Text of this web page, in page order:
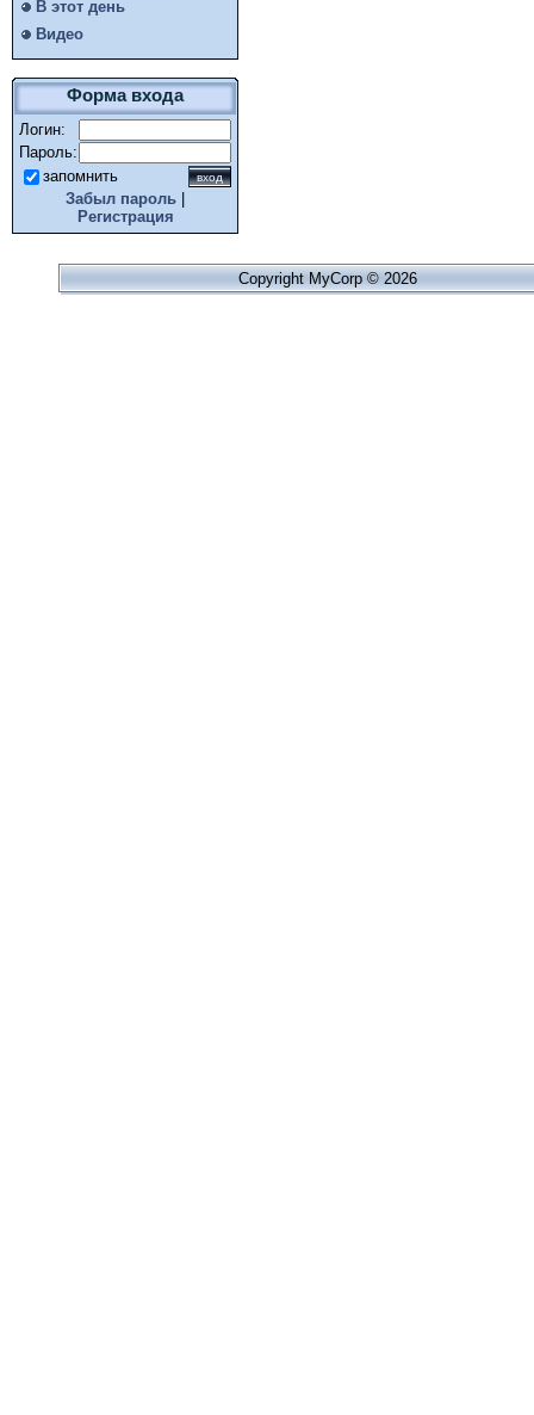
В этот день
Видео
Форма входа
Логин:
Пароль:
запомнить
Забыл пароль
Регистрация
Copyright MyCorp © 2026